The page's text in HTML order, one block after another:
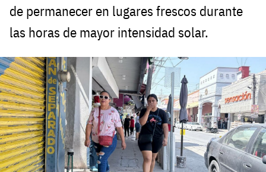
de permanecer en lugares frescos durante
las horas de mayor intensidad solar.